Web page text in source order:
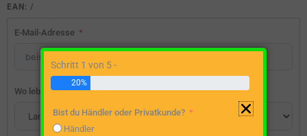
EAN: /
E-Mail-Adresse
Wo lebst du?
Schritt 1 von 5 -
20%
Bist du Händler oder Privatkunde?
Händler